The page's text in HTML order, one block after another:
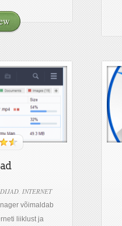
, INTERNET
võimaldab
liiklust ja